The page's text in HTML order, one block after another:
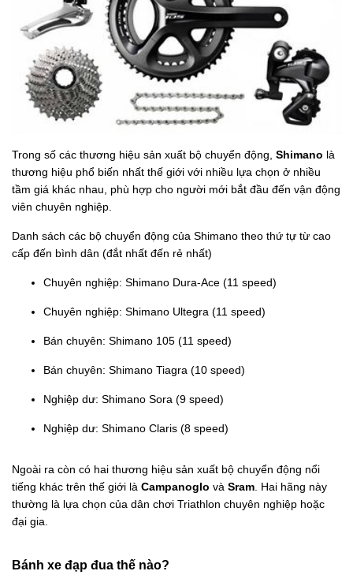
Trong số các thương hiệu sản xuất bộ chuyển động, Shimano là
thương hiệu phổ biến nhất thế giới với nhiều lựa chọn ở nhiều
tầm giá khác nhau, phù hợp cho người mới bắt đầu đến vận động
viên chuyên nghiệp.
Danh sách các bộ chuyển động của Shimano theo thứ tự từ cao
cấp đến bình dân (đắt nhất đến rẻ nhất)
Chuyên nghiệp: Shimano Dura-Ace (11 speed)
Chuyên nghiệp: Shimano Ultegra (11 speed)
Bán chuyên: Shimano 105 (11 speed)
Bán chuyên: Shimano Tiagra (10 speed)
Nghiệp dư: Shimano Sora (9 speed)
Nghiệp dư: Shimano Claris (8 speed)
Ngoài ra còn có hai thương hiệu sản xuất bộ chuyển động nổi
tiếng khác trên thế giới là Campanoglo và Sram. Hai hãng này
thường là lựa chọn của dân chơi Triathlon chuyên nghiệp hoặc
đại gia.
Bánh xe đạp đua thế nào?